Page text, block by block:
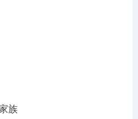
族